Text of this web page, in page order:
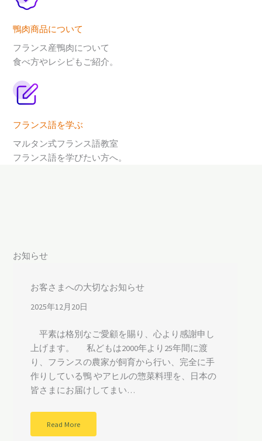
鴨肉商品について
フランス産鴨肉について
食べ方やレシピもご紹介。
フランス語を学ぶ
マルタン式フランス語教室
フランス語を学びたい方へ。
お知らせ
お客さまへの大切なお知らせ
2025年12月20日
平素は格別なご愛顧を賜り、心より感謝申し
上げます。 私どもは2000年より25年間に渡
り、フランスの農家が飼育から行い、完全に手
作りしている鴨 やアヒルの惣菜料理を、日本の
皆さまにお届けしてまい…
Read More